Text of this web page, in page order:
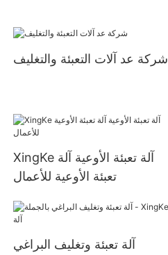
شركة عد آلات التعبئة والتغليف
XingKe آلة تعبئة الأوعية آلة
تعبئة الأوعية للأعمال
آلة تعبئة وتغليف البراغي